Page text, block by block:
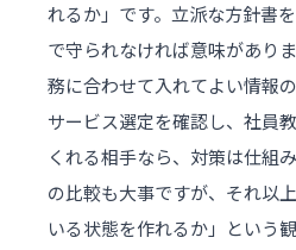
れるか」です。立派な方針書
で守られなければ意味があり
務に合わせて入れてよい情報
サービス選定を確認し、社員
くれる相手なら、対策は仕組
の比較も大事ですが、それ以
いる状態を作れるか」という